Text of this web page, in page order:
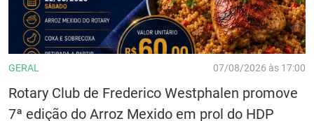
GERAL 07/08/2026 às 17:00
Rotary Club de Frederico Westphalen promove
7ª edição do Arroz Mexido em prol do HDP